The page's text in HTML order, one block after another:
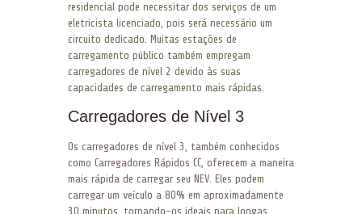
residencial pode necessitar dos serviços de um
eletricista licenciado, pois será necessário um
circuito dedicado. Muitas estações de
carregamento público também empregam
carregadores de nível 2 devido às suas
capacidades de carregamento mais rápidas.
Carregadores de Nível 3
Os carregadores de nível 3, também conhecidos
como Carregadores Rápidos CC, oferecem a maneira
mais rápida de carregar seu NEV. Eles podem
carregar um veículo a 80% em aproximadamente
30 minutos, tornando-os ideais para longas